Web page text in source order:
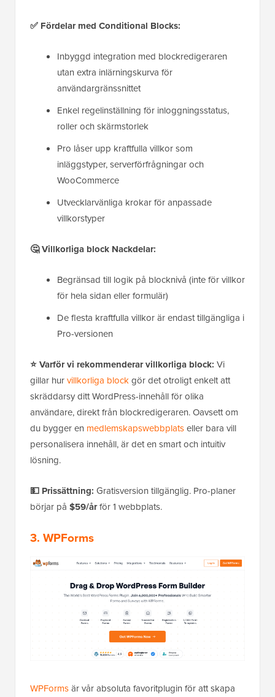
✅ Fördelar med Conditional Blocks:
Inbyggd integration med blockredigeraren
utan extra inlärningskurva för
användargränssnittet
Enkel regelinställning för inloggningsstatus,
roller och skärmstorlek
Pro låser upp kraftfulla villkor som
inläggstyper, serverförfrågningar och
WooCommerce
Utvecklarvänliga krokar för anpassade
villkorstyper
🤔 Villkorliga block Nackdelar:
Begränsad till logik på blocknivå (inte för villkor
för hela sidan eller formulär)
De flesta kraftfulla villkor är endast tillgängliga i
Pro-versionen
⭐ Varför vi rekommenderar villkorliga block: Vi
gillar hurvillkorliga blockgör det otroligt enkelt att
skräddarsy ditt WordPress-innehåll för olika
användare, direkt från blockredigeraren. Oavsett om
du bygger en medlemskapswebbplatseller bara vill
personalisera innehåll, är det en smart och intuitiv
lösning.
💵 Prissättning: Gratisversion tillgänglig. Pro-planer
börjar på $59/årför 1 webbplats.
3. WPForms
WPFormsär vår absoluta favoritplugin för att skapa